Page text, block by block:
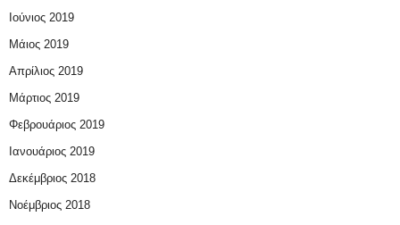
Ιούνιος 2019
Μάιος 2019
Απρίλιος 2019
Μάρτιος 2019
Φεβρουάριος 2019
Ιανουάριος 2019
Δεκέμβριος 2018
Νοέμβριος 2018